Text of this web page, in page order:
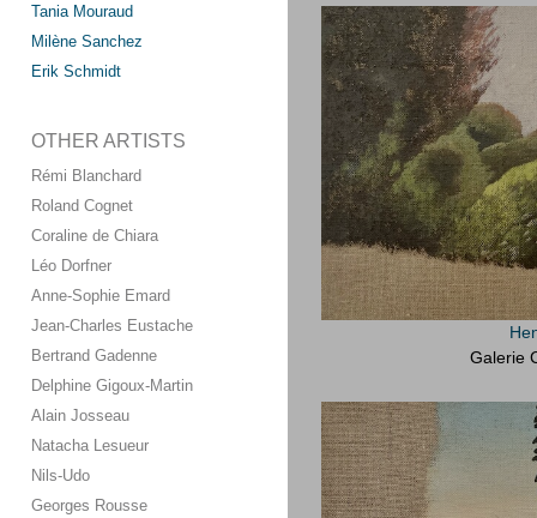
Tania Mouraud
Milène Sanchez
Erik Schmidt
OTHER ARTISTS
Rémi Blanchard
Roland Cognet
Coraline de Chiara
Léo Dorfner
Anne-Sophie Emard
Jean-Charles Eustache
Bertrand Gadenne
Delphine Gigoux-Martin
Alain Josseau
Natacha Lesueur
Nils-Udo
Georges Rousse
Galerie